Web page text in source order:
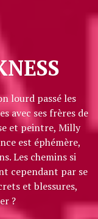
lourd passé les
avec ses frères de
et peintre, Milly
est éphémère,
Les chemins si
cependant par se
et blessures,
?